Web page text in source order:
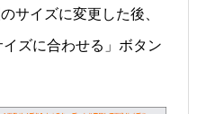
サイズに変更した後、
イズに合わせる」ボタン